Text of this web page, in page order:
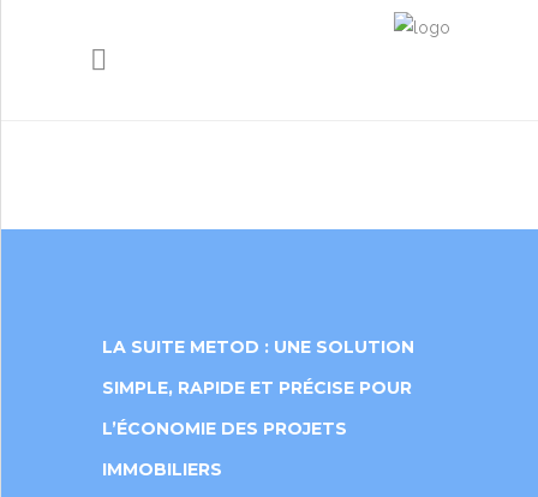
ÉVÉNEMENTS
LOGICIELS
ACTUALITÉS
LA SUITE METOD : UNE SOLUTION
SIMPLE, RAPIDE ET PRÉCISE POUR
L’ÉCONOMIE DES PROJETS
IMMOBILIERS